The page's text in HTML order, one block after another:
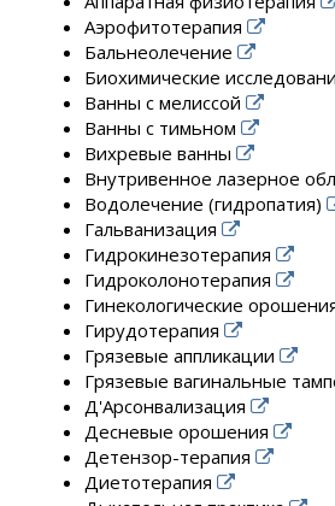
Аэрофитотерапия
Бальнеолечение
Биохимические
Ванны с мелиссой
Ванны с тимьном
Вихревые ванны
Внутривенное лазерное
Водолечение (гидропатия)
Гальванизация
Гидрокинезотерапия
Гидроколонотерапия
Гинекологические
Гирудотерапия
Грязевые аппликации
Грязевые вагинальные
Д'Арсонвализация
Десневые орошения
Детензор-терапия
Диетотерапия